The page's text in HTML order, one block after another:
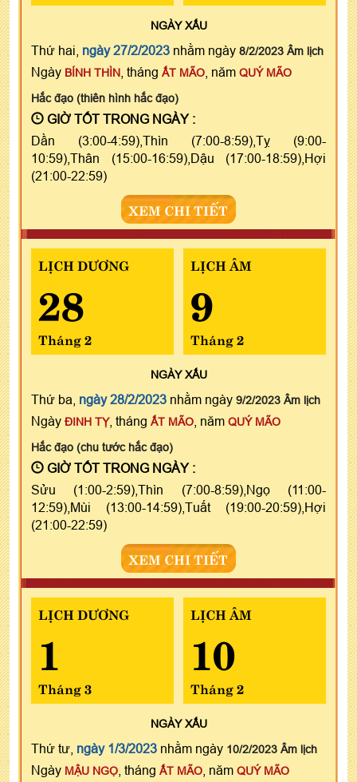
NGÀYXẤU
Thứ hai, ngày 27/2/2023 nhằm ngày 8/2/2023 Âm lịch
Ngày BÍNH THÌN , tháng ẤT MÃO , năm QUÝ MÃO
Hắc đạo (thiên hình hắc đạo)
GIỜ TỐT TRONG NGÀY :
Dần (3:00-4:59),Thìn (7:00-8:59),Tỵ (9:00-
10:59),Thân (15:00-16:59),Dậu (17:00-18:59),Hợi
(21:00-22:59)
XEM CHI TIẾT
LỊCH DƯƠNG
28
Tháng 2
LỊCH ÂM
9
Tháng 2
NGÀYXẤU
Thứ ba, ngày 28/2/2023 nhằm ngày 9/2/2023 Âm lịch
Ngày ĐINH TỴ, tháng ẤT MÃO , năm QUÝ MÃO
Hắc đạo (chu tước hắc đạo)
GIỜ TỐT TRONG NGÀY :
Sửu (1:00-2:59),Thìn (7:00-8:59),Ngọ (11:00-
12:59),Mùi (13:00-14:59),Tuất (19:00-20:59),Hợi
(21:00-22:59)
XEM CHI TIẾT
LỊCH DƯƠNG
1
Tháng 3
LỊCH ÂM
10
Tháng 2
NGÀYXẤU
Thứ tư, ngày 1/3/2023 nhằm ngày 10/2/2023 Âm lịch
Ngày MẬU NGỌ , tháng ẤT MÃO , năm QUÝ MÃO